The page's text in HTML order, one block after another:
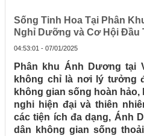
Sống Tinh Hoa Tại Phân
Nghỉ Dưỡng và Cơ Hội Đầu
04:53:01 - 07/01/2025
Phân khu Ánh Dương tại
không chỉ là nơi lý tưởng
không gian sống hoàn
nghi hiện đại và thiên
các tiện ích đa dạng, Ánh
dân không gian sống